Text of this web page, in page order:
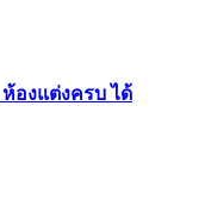
องแต่งครบ ได้